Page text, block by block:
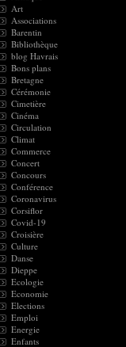
Art
Associations
Barentin
Bibliothèque
blog Havrais
Bons plans
Bretagne
Cérémonie
Cimetière
Cinéma
Circulation
Climat
Commerce
Concert
Concours
Conférence
Coronavirus
Corsiflor
Covid-19
Croisière
Culture
Danse
Dieppe
Ecologie
Economie
Elections
Emploi
Energie
Enfants